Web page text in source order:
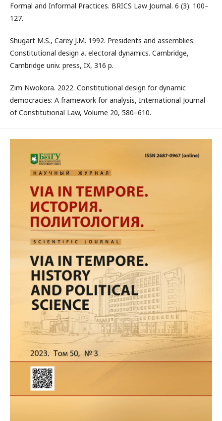
Formal and Informal Practices. BRICS Law Journal. 6 (3): 100–
127.
Shugart M.S., Carey J.M. 1992. Presidents and assemblies:
Constitutional design a. electoral dynamics. Cambridge,
Cambridge univ. press, IX, 316 p.
Zim Nwokora. 2022. Constitutional design for dynamic
democracies: A framework for analysis, International Journal
of Constitutional Law, Volume 20, 580–610.